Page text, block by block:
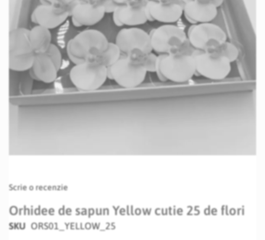
to
beginning
of
Scrie o recenzie
Orhidee de sapun Yellow cutie 25 de flori
SKU ORS01_YELLOW_25